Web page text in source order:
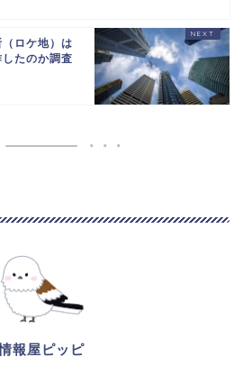
ロケ地）は
たのか調査
報屋ピッピ